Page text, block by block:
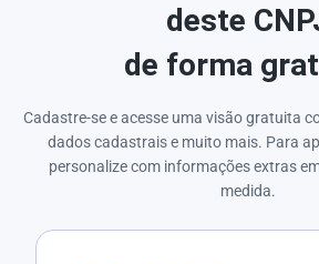
deste
de forma
Cadastre-se e acesse uma visão gratuita
dados cadastrais e muito mais. Para
personalize com informações extras
medida.